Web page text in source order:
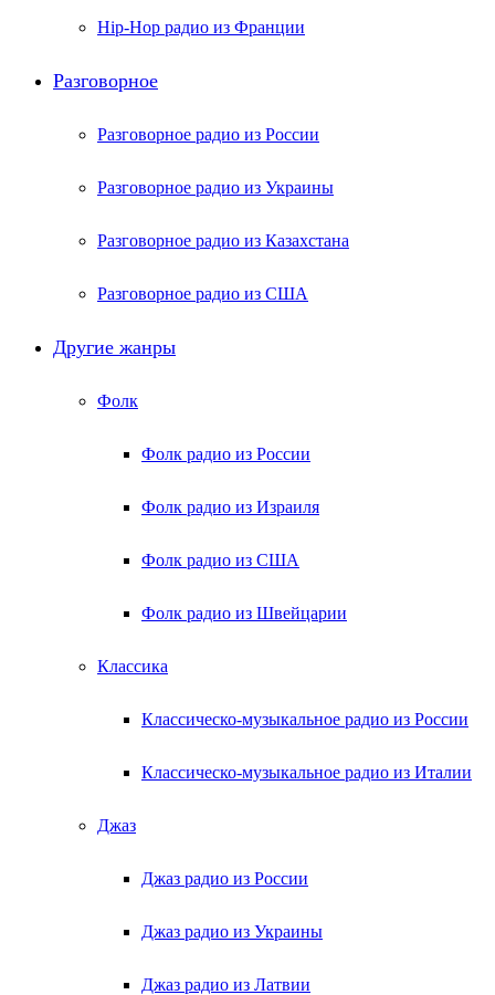
Hip-Hop радио из Франции
Разговорное
Разговорное радио из России
Разговорное радио из Украины
Разговорное радио из Казахстана
Разговорное радио из США
Другие жанры
Фолк
Фолк радио из России
Фолк радио из Израиля
Фолк радио из США
Фолк радио из Швейцарии
Классика
Классическо-музыкальное радио из России
Классическо-музыкальное радио из Италии
Джаз
Джаз радио из России
Джаз радио из Украины
Джаз радио из Латвии